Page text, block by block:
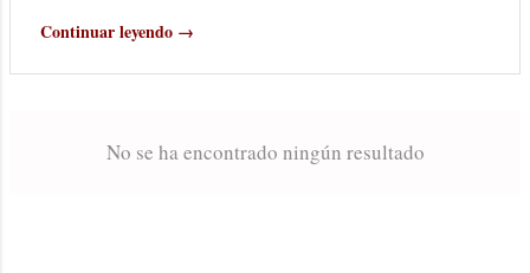
Continuar leyendo →
No se ha encontrado ningún resultado